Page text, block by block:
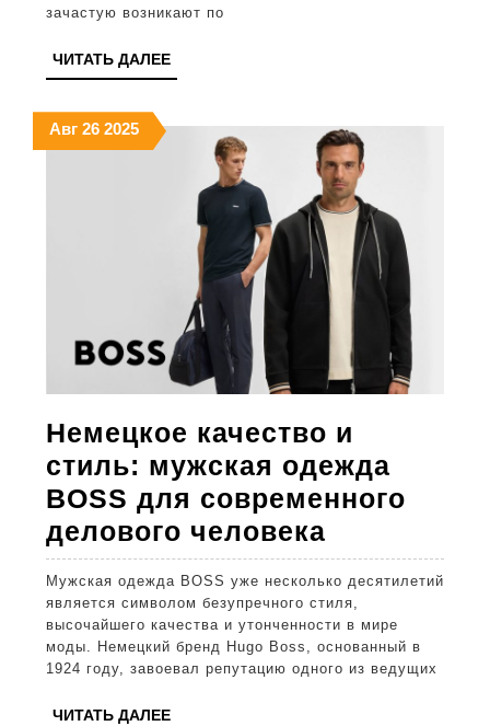
зачастую возникают по
ЧИТАТЬ ДАЛЕЕЧИТАТЬ
ДАЛЕЕ
Авг26.08.2025
2626.08.2025
202526.08.2025
Немецкое качество и
стиль: мужская одежда
BOSS для современного
делового человека
качество
и
стиль:
мужская
Мужская одежда BOSS уже несколько десятилетий
является символом безупречного стиля,
высочайшего качества и утонченности в мире
моды. Немецкий бренд Hugo Boss, основанный в
1924 году, завоевал репутацию одного из ведущих
ЧИТАТЬ ДАЛЕЕЧИТАТЬ